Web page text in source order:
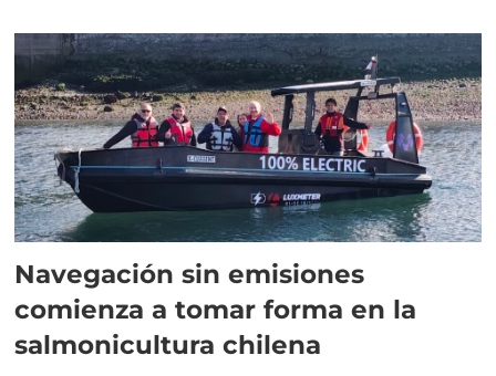
Navegación sin emisiones
comienza a tomar forma en la
salmonicultura chilena